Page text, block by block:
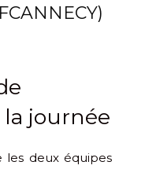
journée
les deux équipes